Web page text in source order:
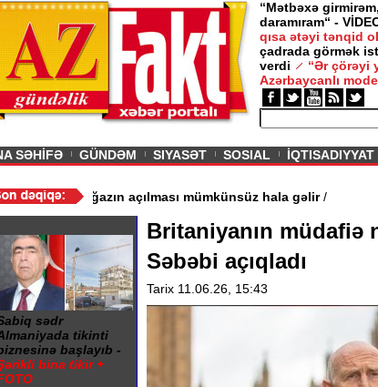
“Mətbəxə
daramıram“ -
qısa ətəyi tənqid
çadrada görmək
verdi
“Ər çörəyi
Azərbaycanlı
SƏHİFƏ GÜNDƏM SIYASƏT SOSIAL İQTISADIYYAT
tələblər irəli sürdü - Boğazın açılması mümkünsüz hala gəlir
sədr
tikinti
başlayıb -
bina tikir +
Britaniyanın müdafiə
Səbəbi açıqladı
Tarix 11.06.26, 15:43